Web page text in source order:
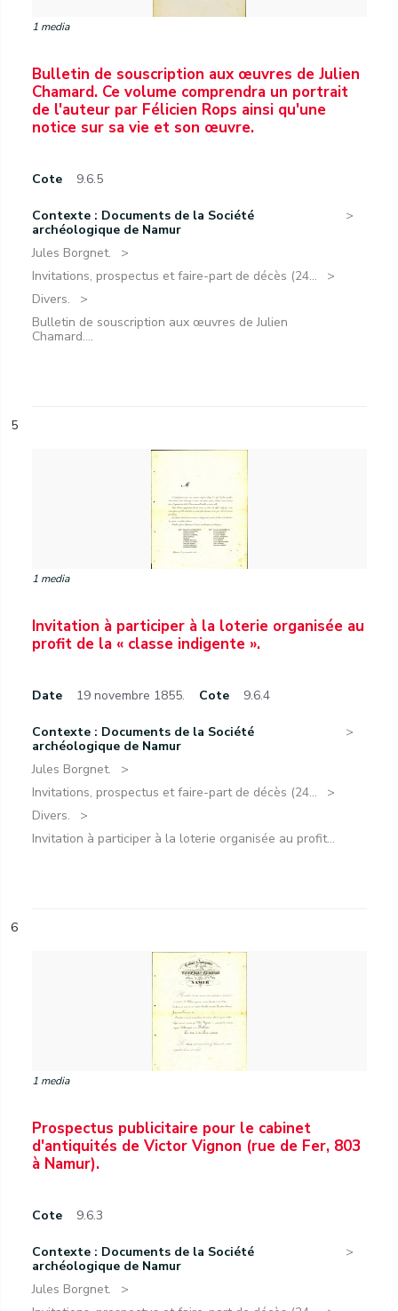
1 media
Bulletin de souscription aux œuvres de Julien
Chamard. Ce volume comprendra un portrait
de l'auteur par Félicien Rops ainsi qu'une
notice sur sa vie et son œuvre.
Cote 9.6.5
Contexte : Documents de la Société
archéologique de Namur
Jules Borgnet.
Invitations, prospectus et faire-part de décès (24...
Divers.
Bulletin de souscription aux œuvres de Julien
Chamard....
5
1 media
Invitation à participer à la loterie organisée au
profit de la « classe indigente ».
Date 19 novembre 1855. Cote 9.6.4
Contexte : Documents de la Société
archéologique de Namur
Jules Borgnet.
Invitations, prospectus et faire-part de décès (24...
Divers.
Invitation à participer à la loterie organisée au profit...
6
1 media
Prospectus publicitaire pour le cabinet
d'antiquités de Victor Vignon (rue de Fer, 803
à Namur).
Cote 9.6.3
Contexte : Documents de la Société
archéologique de Namur
Jules Borgnet.